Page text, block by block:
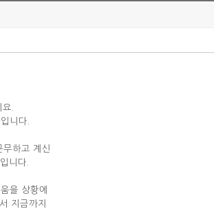
.
니다.
무하고 계신
니다.
을 상황에
지금까지